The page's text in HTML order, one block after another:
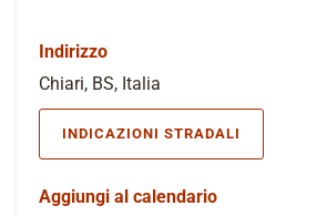
Indirizzo
Chiari, BS, Italia
INDICAZIONI STRADALI
Aggiungi al calendario